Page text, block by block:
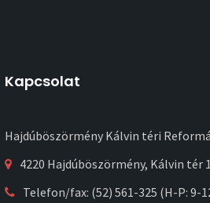
Kapcsolat
Hajdúböszörmény Kálvin téri
4220 Hajdúböszörmény, Kálvin tér
Telefon/fax: (52) 561-325 (H-P: 9-